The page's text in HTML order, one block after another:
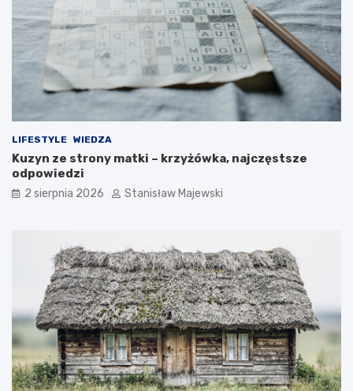
LIFESTYLE WIEDZA
Kuzyn ze strony matki – krzyżówka, najczęstsze
odpowiedzi
2 sierpnia 2026 Stanisław Majewski